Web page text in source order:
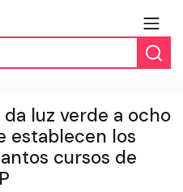
luz verde a ocho
establecen los
cursos de